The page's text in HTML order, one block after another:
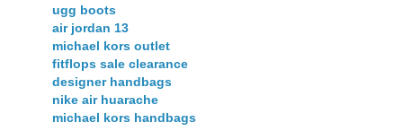
ugg boots
air jordan 13
michael kors outlet
fitflops sale clearance
designer handbags
nike air huarache
michael kors handbags